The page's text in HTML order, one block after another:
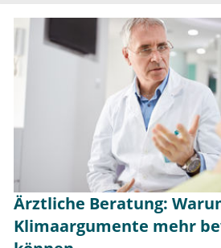
Ärztliche Beratung:
Klimaargumente mehr